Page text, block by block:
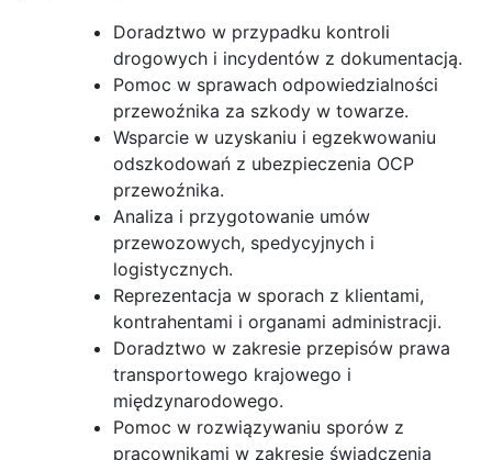
Doradztwo w przypadku kontroli
drogowych i incydentów z dokumentacją.
Pomoc w sprawach odpowiedzialności
przewoźnika za szkody w towarze.
Wsparcie w uzyskaniu i egzekwowaniu
odszkodowań z ubezpieczenia OCP
przewoźnika.
Analiza i przygotowanie umów
przewozowych, spedycyjnych i
logistycznych.
Reprezentacja w sporach z klientami,
kontrahentami i organami administracji.
Doradztwo w zakresie przepisów prawa
transportowego krajowego i
międzynarodowego.
Pomoc w rozwiązywaniu sporów z
pracownikami w zakresie świadczenia